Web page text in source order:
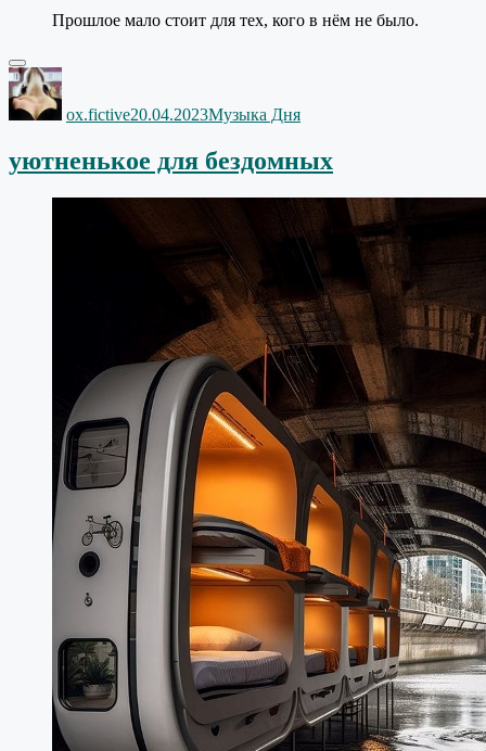
Прошлое мало стоит для тех, кого в нём не было.
Автор
ox.fictive20.04.2023Музыка Дня
уютненькое для бездомных